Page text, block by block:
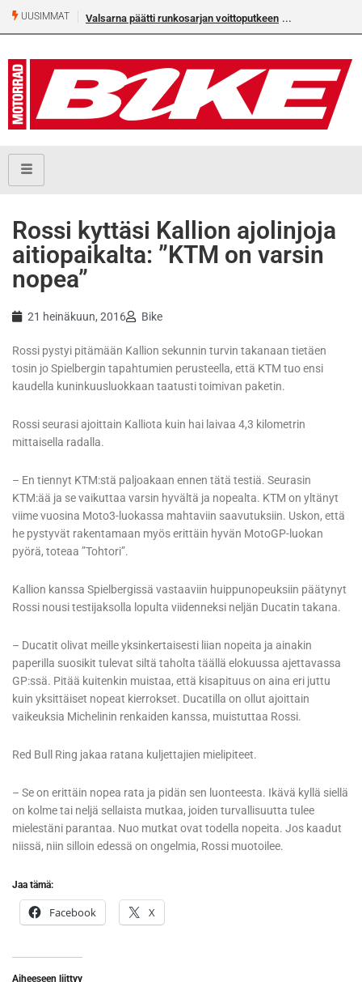
UUSIMMAT Valsarna päätti runkosarjan voittoputkeen
Rossi kyttäsi Kallion ajolinjoja
aitiopaikalta: ”KTM on varsin
nopea”
21 heinäkuun, 2016 Bike
Rossi pystyi pitämään Kallion sekunnin turvin takanaan tietäen
tosin jo Spielbergin tapahtumien perusteella, että KTM tuo ensi
kaudella kuninkuusluokkaan taatusti toimivan paketin.
Rossi seurasi ajoittain Kalliota kuin hai laivaa 4,3 kilometrin
mittaisella radalla.
– En tiennyt KTM:stä paljoakaan ennen tätä testiä. Seurasin
KTM:ää ja se vaikuttaa varsin hyvältä ja nopealta. KTM on yltänyt
viime vuosina Moto3-luokassa mahtaviin saavutuksiin. Uskon, että
he pystyvät rakentamaan myös erittäin hyvän MotoGP-luokan
pyörä, toteaa ”Tohtori”.
Kallion kanssa Spielbergissä vastaaviin huippunopeuksiin päätynyt
Rossi nousi testijaksolla lopulta viidenneksi neljän Ducatin takana.
– Ducatit olivat meille yksinkertaisesti liian nopeita ja ainakin
paperilla suosikit tulevat siltä taholta täällä elokuussa ajettavassa
GP:ssä. Pitää kuitenkin muistaa, että kisapituus on aina eri juttu
kuin yksittäiset nopeat kierrokset. Ducatilla on ollut ajoittain
vaikeuksia Michelinin renkaiden kanssa, muistuttaa Rossi.
Red Bull Ring jakaa ratana kuljettajien mielipiteet.
– Se on erittäin nopea rata ja pidän sen luonteesta. Ikävä kyllä siellä
on kolme tai neljä sellaista mutkaa, joiden turvallisuutta tulee
mielestäni parantaa. Nuo mutkat ovat todella nopeita. Jos kaadut
niissä, niin silloin edessä on ongelmia, Rossi muotoilee.
Jaa tämä:
Facebook X
Aiheeseen liittyy